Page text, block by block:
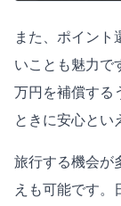
また、ポイン
いことも魅力で
万円を補償する
ときに安心とい
旅行する機会が
えも可能です